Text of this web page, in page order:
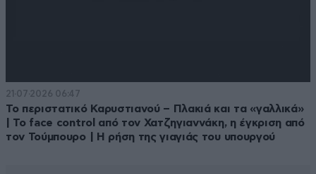
21·07·2026 06:47
Το περιστατικό Καρυστιανού – Πλακιά και τα «γαλλικά»
| Το face control από τον Χατζηγιαννάκη, η έγκριση από
τον Τούμπουρο | Η ρήση της γιαγιάς του υπουργού